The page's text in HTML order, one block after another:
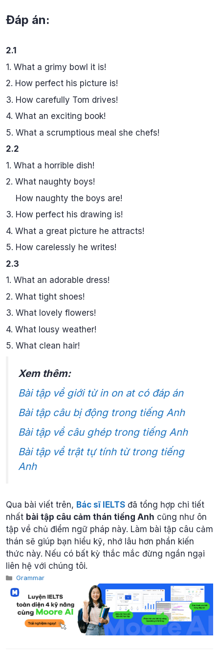
Đáp án:
2.1
1. What a grimy bowl it is!
2. How perfect his picture is!
3. How carefully Tom drives!
4. What an exciting book!
5. What a scrumptious meal she chefs!
2.2
1. What a horrible dish!
2. What naughty boys!
How naughty the boys are!
3. How perfect his drawing is!
4. What a great picture he attracts!
5. How carelessly he writes!
2.3
1. What an adorable dress!
2. What tight shoes!
3. What lovely flowers!
4. What lousy weather!
5. What clean hair!
Xem thêm:
Bài tập về giới từ in on at có đáp án
Bài tập câu bị động trong tiếng Anh
Bài tập về câu ghép trong tiếng Anh
Bài tập về trật tự tính từ trong tiếng
Anh
Qua bài viết trên, Bác sĩ IELTS đã tổng hợp chi tiết
nhất bài tập câu cảm thán tiếng Anh cũng như ôn
tập về chủ điểm ngữ pháp này. Làm bài tập câu cảm
thán sẽ giúp bạn hiểu kỹ, nhớ lâu hơn phần kiến
thức này. Nếu có bất kỳ thắc mắc đừng ngần ngại
liên hệ với chúng tôi.
Categories
Grammar